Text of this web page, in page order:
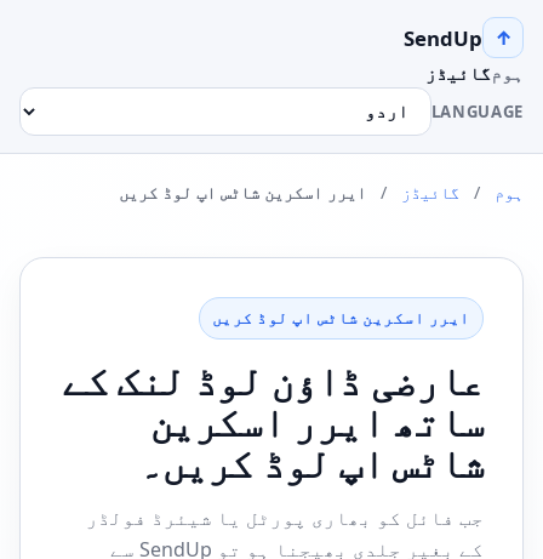
↑
SendUp
ہومگائیڈز
LANGUAGE
ہوم / گائیڈز / ایرر اسکرین شاٹس اپ لوڈ کریں
ایرر اسکرین شاٹس اپ لوڈ کریں
عارضی ڈاؤن لوڈ لنک کے
ساتھ ایرر اسکرین
شاٹس اپ لوڈ کریں۔
جب فائل کو بھاری پورٹل یا شیئرڈ فولڈر
کے بغیر جلدی بھیجنا ہو تو SendUp سے